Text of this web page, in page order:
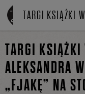
Linki do przejścia
TARGI
ALEKSANDRA
„FJAKĘ” NA